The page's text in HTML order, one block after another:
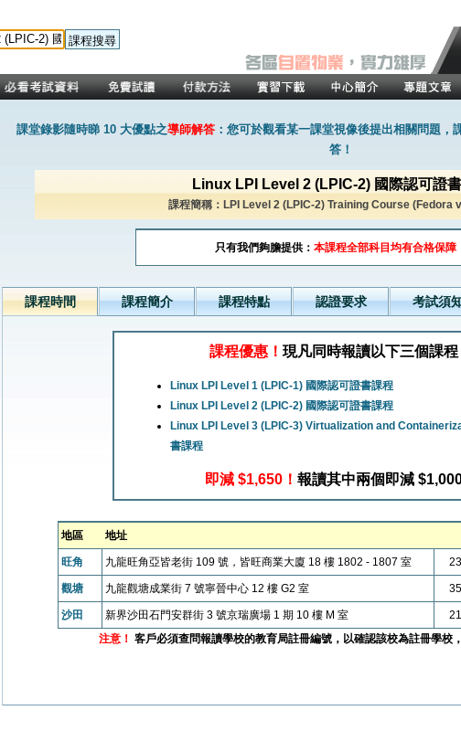
課堂錄影隨時睇 10 大優點之導師解答：您可於觀看某一課堂視像後提出相關問題，
答！
Linux LPI Level 2 (LPIC-2) 國際認可證
課程簡稱：LPI Level 2 (LPIC-2) Training Course (Fedora
只有我們夠膽提供： 本課程全部科目均有合格保障
課程時間 課程簡介 課程特點 認證要求 考試須
課程優惠！ 現凡同時報讀以下三個課程
Linux LPI Level 1 (LPIC-1) 國際認可證書課程
Linux LPI Level 2 (LPIC-2) 國際認可證書課程
Linux LPI Level 3 (LPIC-3) Virtualization and
書課程
即減 $1,650！ 報讀其中兩個即減 $1,000
地區 地址
旺角 九龍旺角亞皆老街 109 號，皆旺商業大廈 18 樓 1802 - 1807 室
觀塘 九龍觀塘成業街 7 號寧晉中心 12 樓 G2 室
沙田 新界沙田石門安群街 3 號京瑞廣場 1 期 10 樓 M 室
注意！ 客戶必須查問報讀學校的教育局註冊編號，以確認該校為註冊學校